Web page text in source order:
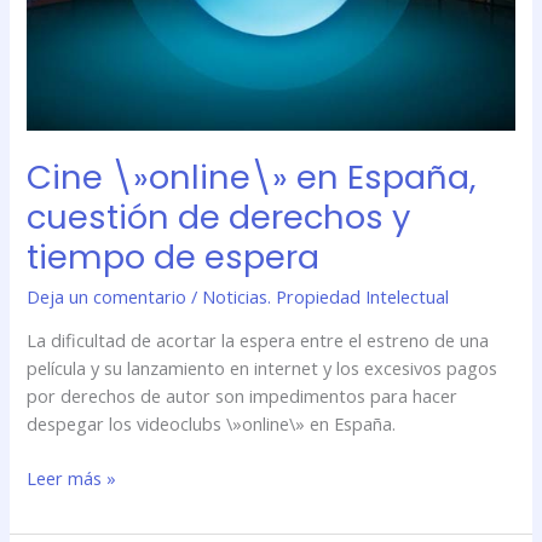
Cine \»online\» en España,
cuestión de derechos y
tiempo de espera
Deja un comentario / Noticias. Propiedad Intelectual
La dificultad de acortar la espera entre el estreno de una
película y su lanzamiento en internet y los excesivos pagos
por derechos de autor son impedimentos para hacer
despegar los videoclubs \»online\» en España.
Leer más »